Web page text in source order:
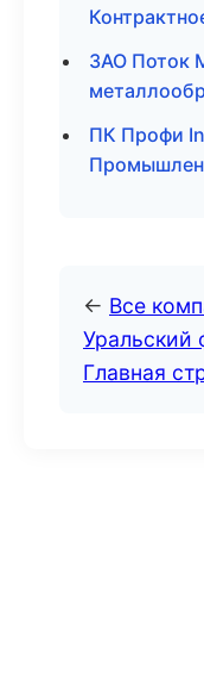
ЗАО Поток
ПК Профи
← Все
Уральский
Главная